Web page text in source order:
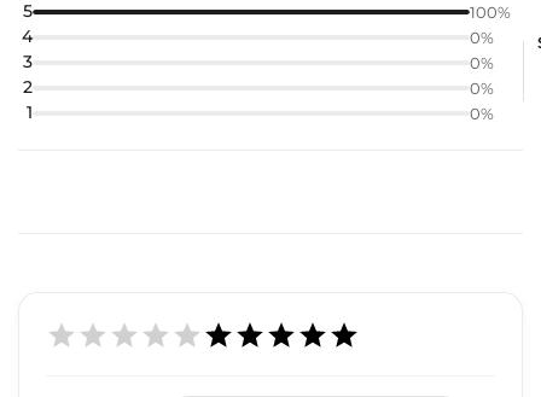
5 100%
4 0%
3 0%
2 0%
1 0%